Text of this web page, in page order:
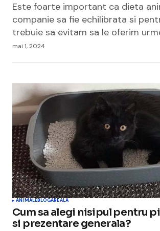
Este foarte important ca dieta
companie sa fie echilibrata si
trebuie sa evitam sa le oferim
mai 1, 2024
ANIMALEBLOGAREALA
Cum sa alegi nisipul pentru
si prezentare generala?